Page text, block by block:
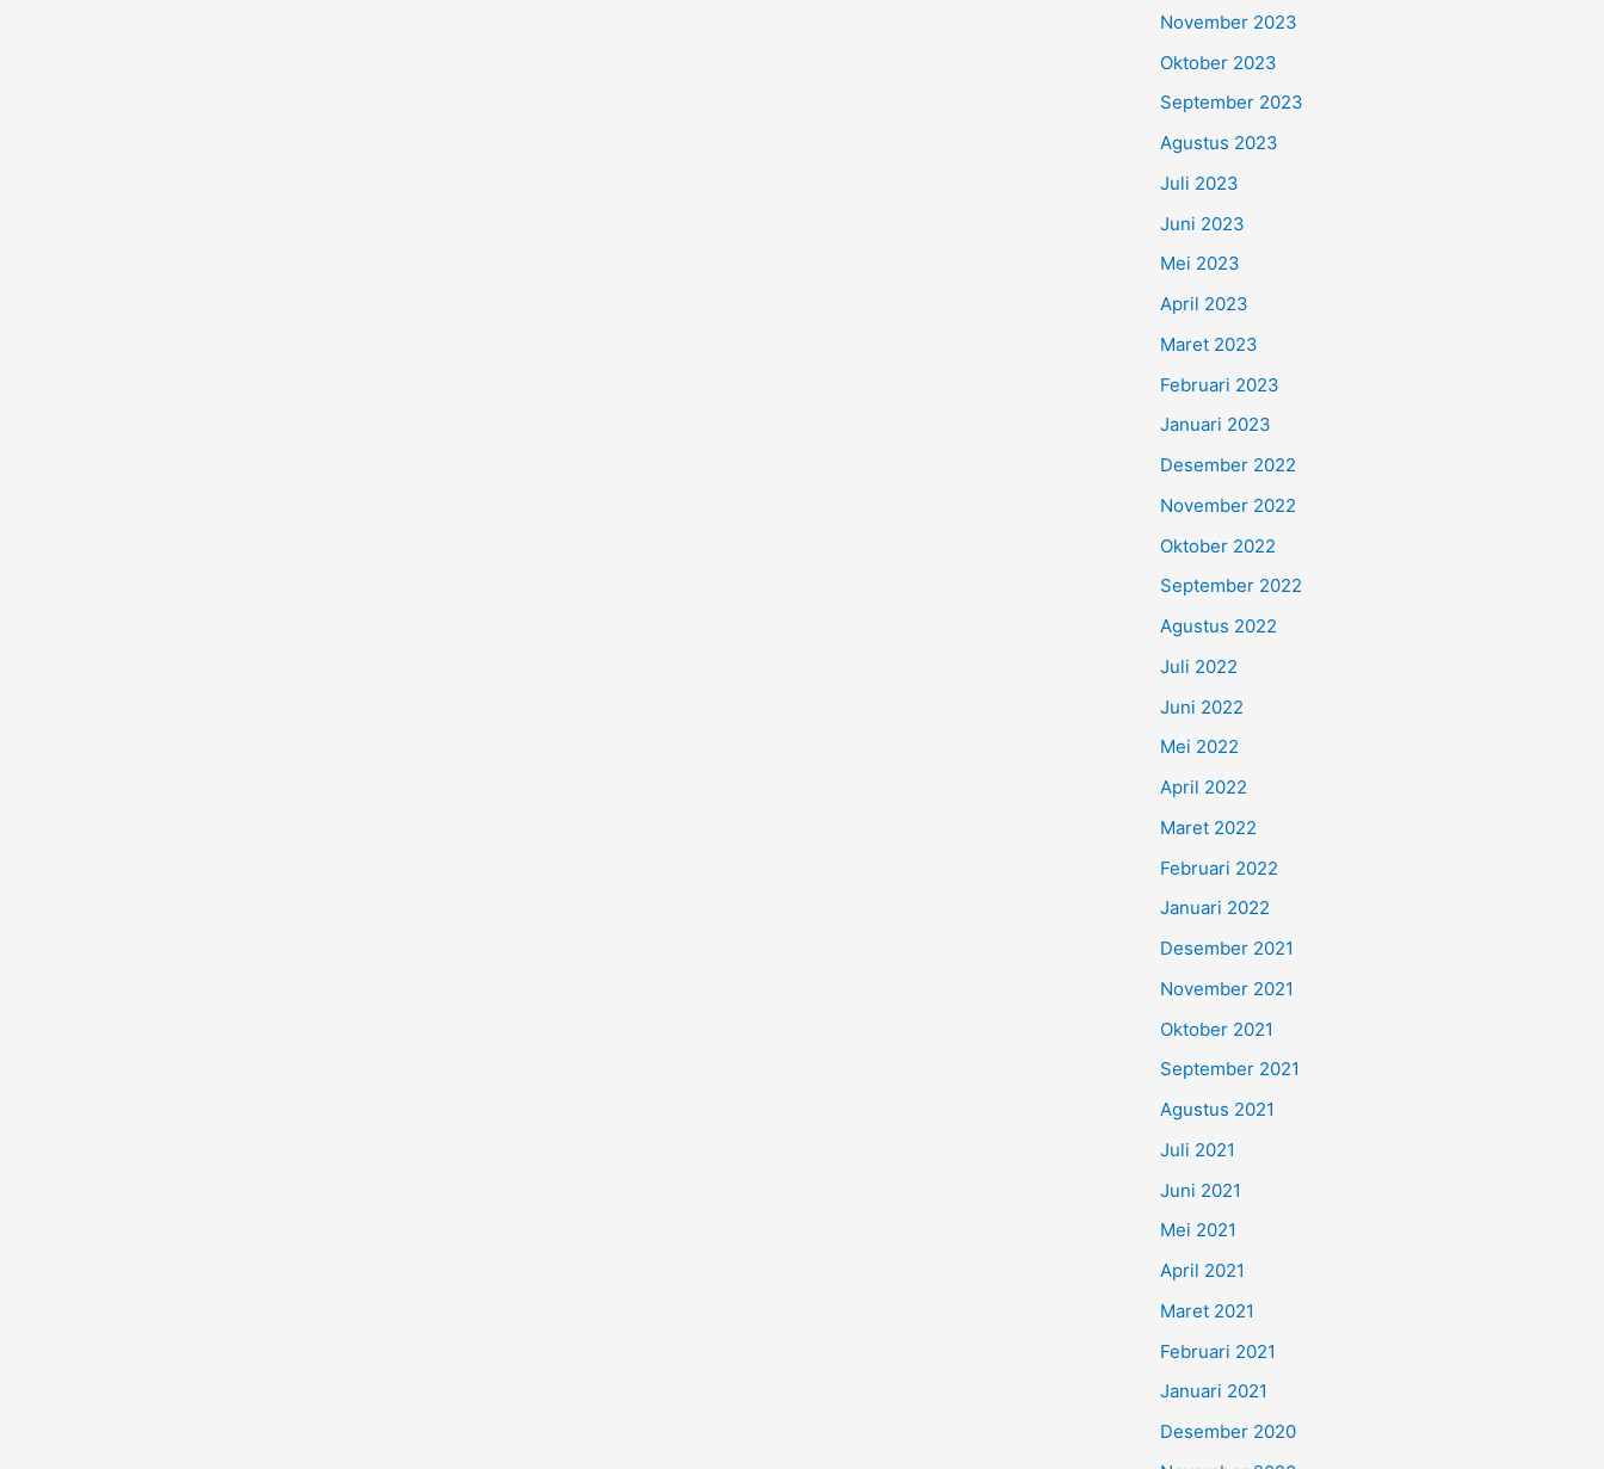
November 2023
Oktober 2023
September 2023
Agustus 2023
Juli 2023
Juni 2023
Mei 2023
April 2023
Maret 2023
Februari 2023
Januari 2023
Desember 2022
November 2022
Oktober 2022
September 2022
Agustus 2022
Juli 2022
Juni 2022
Mei 2022
April 2022
Maret 2022
Februari 2022
Januari 2022
Desember 2021
November 2021
Oktober 2021
September 2021
Agustus 2021
Juli 2021
Juni 2021
Mei 2021
April 2021
Maret 2021
Februari 2021
Januari 2021
Desember 2020